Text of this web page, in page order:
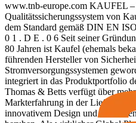
www.tnb-europe.com KAUFEL –
Qualitätssicherungssystem von
dem Standard gemäß DIN EN
0 1 . D E . 0 6 Seit seiner
80 Jahren ist Kaufel (ehemals
führenden Hersteller von
Stromversorgungssystemen
integriert in das Produktportfolio
Thomas & Betts verfügt über mehr
Markterfahrung in der Lieferung
innovativem Design und